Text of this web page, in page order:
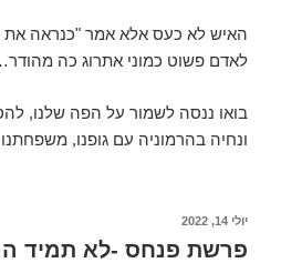
האיש לא כעס אלא אמר "כנראה את
לאדם פשוט כמוני אתרוג כה
בואו ננסה לשמור על הפה שלנו,
ונחיה בהרמוניה עם גופנו,
יולי 14, 2022
פרשת פנחס -לא תמיד